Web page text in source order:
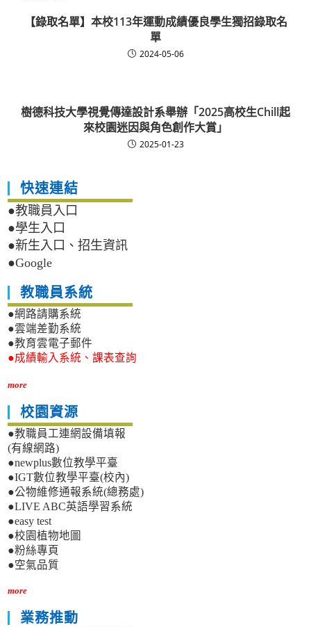
【錄取名單】本校113年運動成績優良學生獨招錄取名
單
2024-05-06
樹德科技大學視覺傳達設計系舉辦「2025高校生Chill起
來校園迷因與角色創作大賞」
2025-01-23
快速連結
●教職員入口
●學生入口
●新生入口、招生資訊
●Google
教職員系統
●網路請購系統
●雲端差勤系統
●教育雲電子郵件
●成績輸入系統、課表查詢
more
校園資源
●教職員工連網設備填報
(有線網路)
●newplus數位教學平臺
●IGT數位教學平臺(校內)
●公物維修通報系統(總務處)
●LIVE ABC英語學習系統
●easy test
●校園植物地圖
●粉絲專頁
●空氣品質
more
業務推動